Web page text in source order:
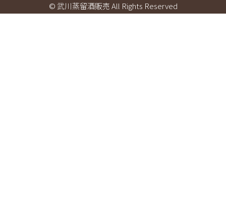
© 武川蒸留酒販売 All Rights Reserved